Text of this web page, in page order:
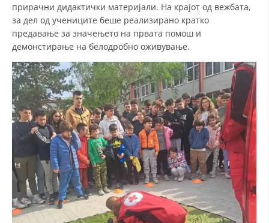
ПОСТЕРИ
ПРЕЗЕНТАЦИИ
прирачни дидактички материјали. На крајот од вежбата,
за дел од учениците беше реализирано кратко
предавање за значењето на првата помош и
демонстирање на белодробно оживување.